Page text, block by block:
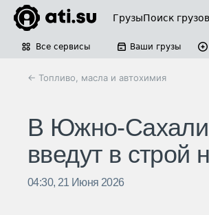
ГрузыПоиск грузов
Все сервисы Ваши грузы
← Топливо, масла и автохимия
В Южно-
введут в
04:30, 21 Июня 2026